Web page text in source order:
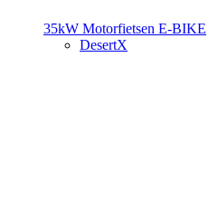
35kW Motorfietsen E-BIKE
DesertX